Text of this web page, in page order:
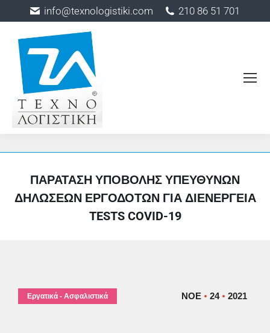
info@texnologistiki.com 210 86 51 701
ΠΑΡΆΤΑΣΗ ΥΠΟΒΟΛΉΣ ΥΠΕΎΘΥΝΩΝ
ΔΗΛΏΣΕΩΝ ΕΡΓΟΔΟΤΏΝ ΓΙΑ ΔΙΕΝΈΡΓΕΙΑ
TESTS COVID-19
ΝΟΈ 24 2021
Εργατικά - Ασφαλιστικά